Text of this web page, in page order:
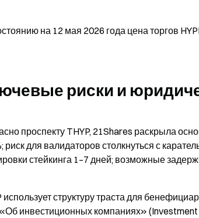
на 12 мая 2026 года цена торгов
риски и
проспекту THYP, 21Shares раскрыла
риск для валидаторов столкнуться с
стейкинга 1–7 дней; возможные
использует структуру траста для
инвестиционных компаниях» (Investment